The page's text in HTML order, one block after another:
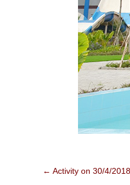
← Activity on 30/4/